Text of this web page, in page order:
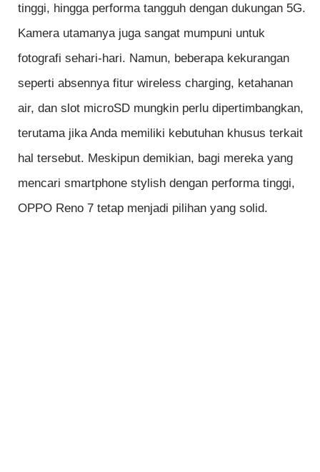
tinggi, hingga performa tangguh dengan dukungan 5G.
Kamera utamanya juga sangat mumpuni untuk
fotografi sehari-hari. Namun, beberapa kekurangan
seperti absennya fitur wireless charging, ketahanan
air, dan slot microSD mungkin perlu dipertimbangkan,
terutama jika Anda memiliki kebutuhan khusus terkait
hal tersebut. Meskipun demikian, bagi mereka yang
mencari smartphone stylish dengan performa tinggi,
OPPO Reno 7 tetap menjadi pilihan yang solid.